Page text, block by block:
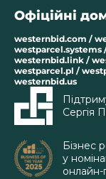
Офіційні
westernbid.com /
westparcel.systems
westernbid.link /
westparcel.pl /
westernbid.us
Сергія
Бізнес
у
онлайн-